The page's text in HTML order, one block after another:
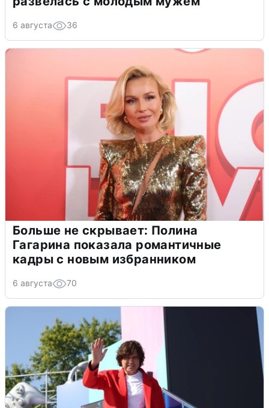
6 августа 36
Больше не скрывает: Полина
Гагарина показала романтичные
кадры с новым избранником
6 августа 70